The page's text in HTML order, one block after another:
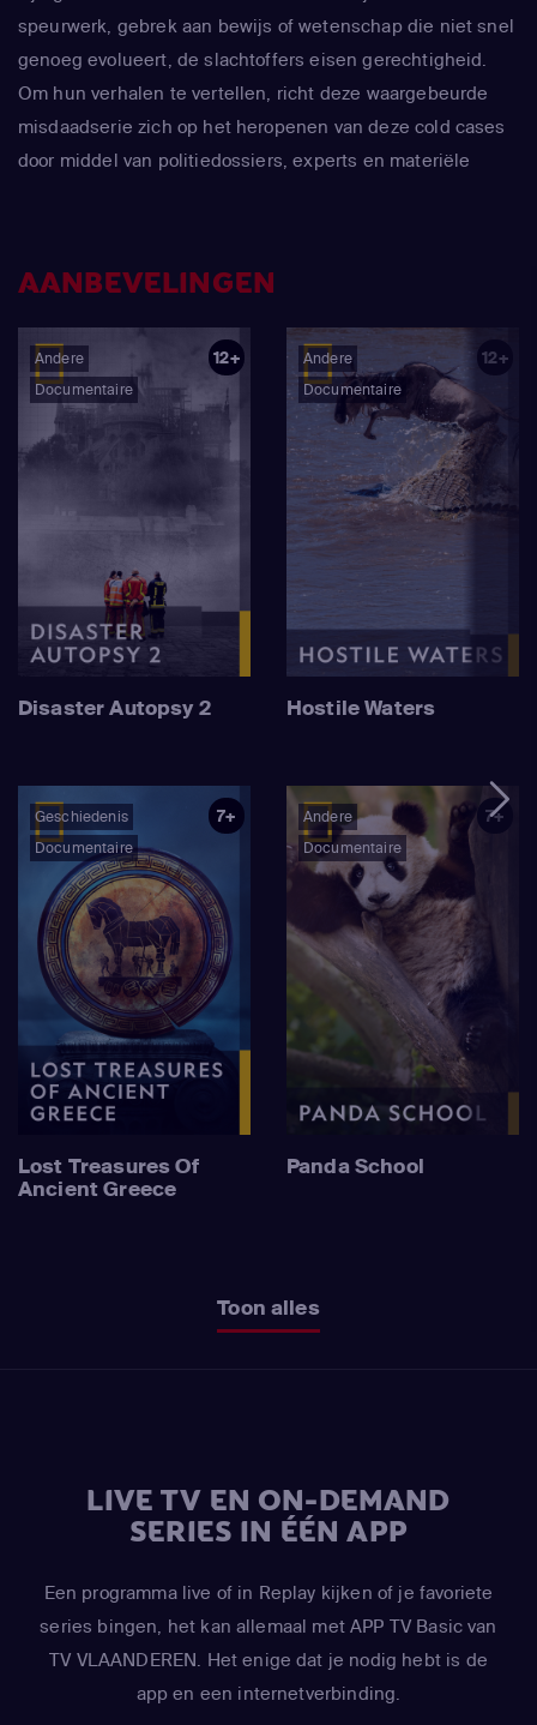
speurwerk, gebrek aan bewijs of wetenschap die niet snel
genoeg evolueert, de slachtoffers eisen gerechtigheid.
Om hun verhalen te vertellen, richt deze waargebeurde
misdaadserie zich op het heropenen van deze cold cases
door middel van politiedossiers, experts en materiële
AANBEVELINGEN
Andere
Documentaire
12+
Disaster Autopsy 2
Andere
Documentaire
12+
Hostile Waters
Geschiedenis
Documentaire
7+
Lost Treasures Of
Ancient Greece
Andere
Documentaire
7+
Panda School
Toon alles
LIVE TV EN ON-DEMAND
SERIES IN ÉÉN APP
Een programma live of in Replay kijken of je favoriete
series bingen, het kan allemaal met APP TV Basic van
TV VLAANDEREN. Het enige dat je nodig hebt is de
app en een internetverbinding.